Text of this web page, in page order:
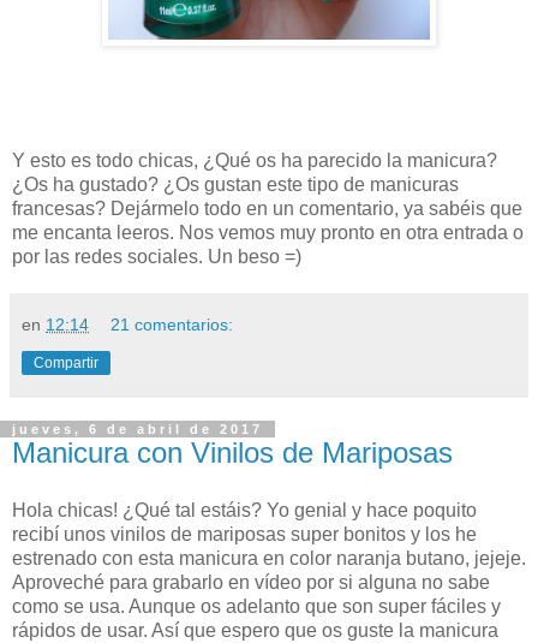
Y esto es todo chicas, ¿Qué os ha parecido la manicura?
¿Os ha gustado? ¿Os gustan este tipo de manicuras
francesas? Dejármelo todo en un comentario, ya sabéis que
me encanta leeros. Nos vemos muy pronto en otra entrada o
por las redes sociales. Un beso =)
en 12:14 21 comentarios:
Compartir
jueves, 6 de abril de 2017
Manicura con Vinilos de Mariposas
Hola chicas! ¿Qué tal estáis? Yo genial y hace poquito
recibí unos vinilos de mariposas super bonitos y los he
estrenado con esta manicura en color naranja butano, jejeje.
Aproveché para grabarlo en vídeo por si alguna no sabe
como se usa. Aunque os adelanto que son super fáciles y
rápidos de usar. Así que espero que os guste la manicura